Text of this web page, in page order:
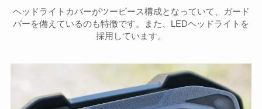
ヘッドライトカバーがツーピース構成となっていて、ガード
バーを備えているのも特徴です。また、LEDヘッドライトを
採用しています。